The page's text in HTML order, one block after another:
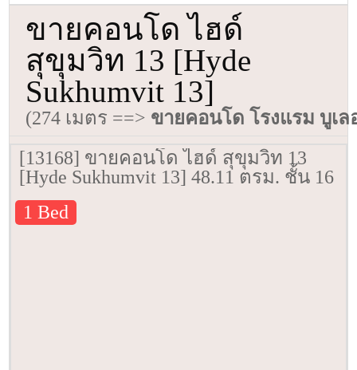
ขายคอนโด ไฮด์
สุขุมวิท 13 [Hyde
Sukhumvit 13]
(274 เมตร ==> ขายคอนโด โรงแรม บูเ
[13168] ขายคอนโด ไฮด์ สุขุมวิท 13
[Hyde Sukhumvit 13] 48.11 ตรม. ชั้น 16
1 Bed